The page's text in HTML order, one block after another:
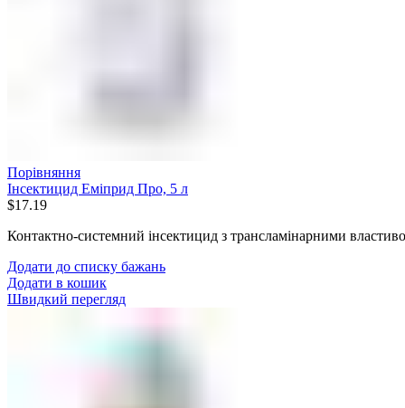
Порівняння
Інсектицид Еміприд Про, 5 л
$17.19
Контактно-системний інсектицид з трансламінарними
Додати до списку бажань
Додати в кошик
Швидкий перегляд